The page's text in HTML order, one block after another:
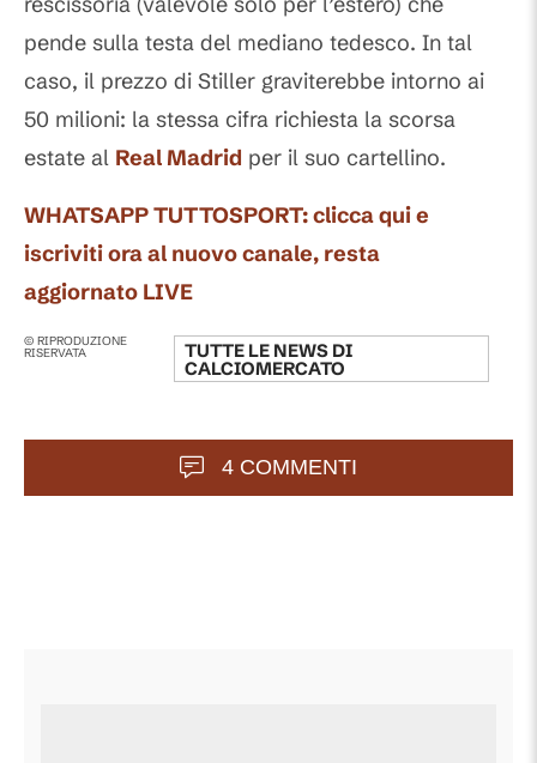
pende sulla testa del mediano tedesco. In tal
caso, il prezzo di Stiller graviterebbe intorno ai
50 milioni: la stessa cifra richiesta la scorsa
estate al Real Madrid per il suo cartellino.
WHATSAPP TUTTOSPORT: clicca qui e
iscriviti ora al nuovo canale, resta
aggiornato LIVE
© RIPRODUZIONE
RISERVATA TUTTE LE NEWS DI
CALCIOMERCATO
4 COMMENTI